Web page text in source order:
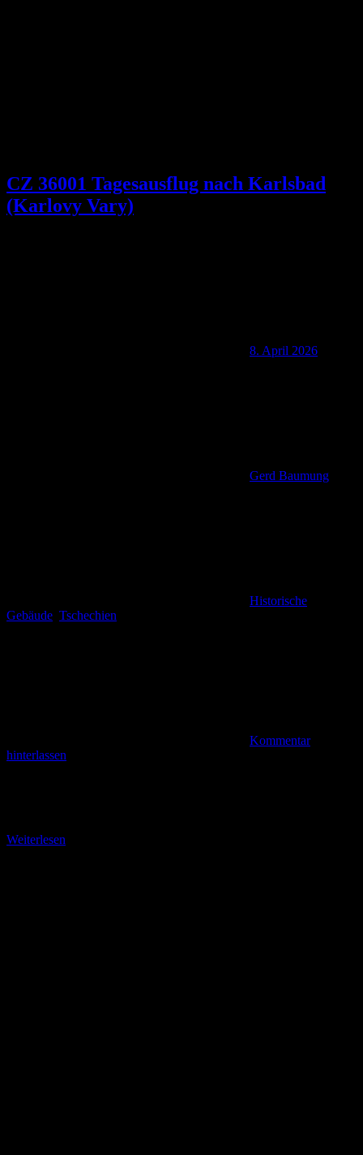
CZ 36001 Tagesausflug nach Karlsbad
(Karlovy Vary)
8. April 2026
Gerd Baumung
Historische
Gebäude Tschechien
Kommentar
hinterlassen
Weiterlesen